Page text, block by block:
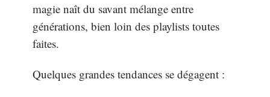
magie naît du savant mélange entre
générations, bien loin des playlists toutes
faites.
Quelques grandes tendances se dégagent :